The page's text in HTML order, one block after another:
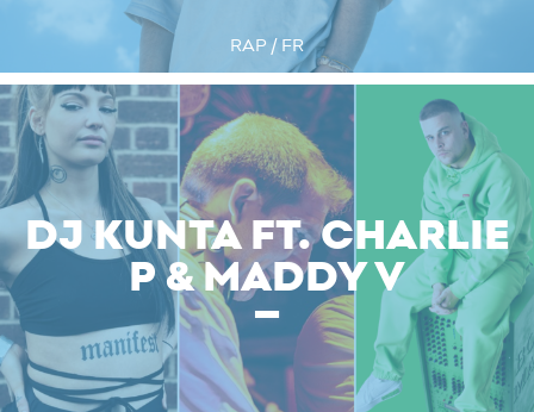
RAP / FR
DJ KUNTA FT. CHARLIE
P & MADDY V